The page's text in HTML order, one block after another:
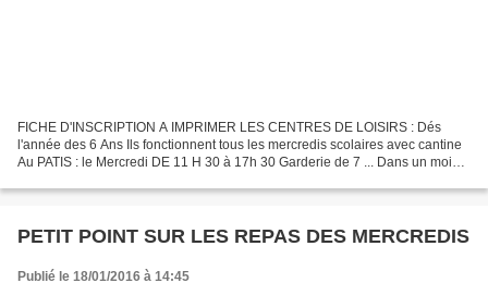
FICHE D'INSCRIPTION A IMPRIMER LES CENTRES DE LOISIRS : Dés
l'année des 6 Ans Ils fonctionnent tous les mercredis scolaires avec cantine
Au PATIS : le Mercredi DE 11 H 30 à 17h 30 Garderie de 7 ... Dans un mois,
PETIT POINT SUR LES REPAS DES MERCREDIS
Publié le 18/01/2016 à 14:45